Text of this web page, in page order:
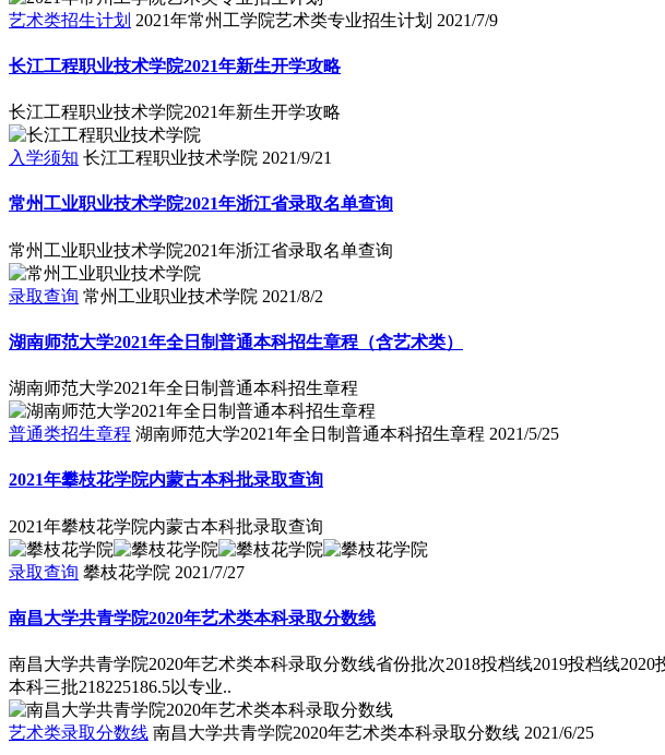
艺术类招生计划 2021年常州工学院艺术类专业招生计划 2021/7/9
长江工程职业技术学院2021年新生开学攻略
长江工程职业技术学院2021年新生开学攻略
入学须知 长江工程职业技术学院 2021/9/21
常州工业职业技术学院2021年浙江省录取名单查询
常州工业职业技术学院2021年浙江省录取名单查询
录取查询 常州工业职业技术学院 2021/8/2
湖南师范大学2021年全日制普通本科招生章程（含艺术类）
湖南师范大学2021年全日制普通本科招生章程
普通类招生章程 湖南师范大学2021年全日制普通本科招生章程 2021/5/25
2021年攀枝花学院内蒙古本科批录取查询
2021年攀枝花学院内蒙古本科批录取查询
录取查询 攀枝花学院 2021/7/27
南昌大学共青学院2020年艺术类本科录取分数线
南昌大学共青学院2020年艺术类本科录取分数线省份批次2018投档线2019投档线
本科三批218225186.5以专业..
艺术类录取分数线 南昌大学共青学院2020年艺术类本科录取分数线 2021/6/25